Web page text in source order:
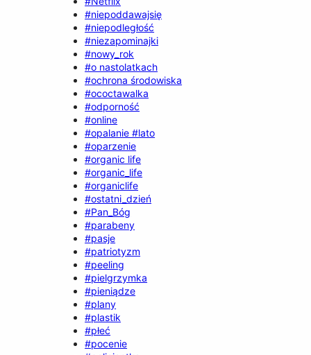
#niepoddawajsię
#niepodległość
#niezapominajki
#nowy_rok
#o nastolatkach
#ochrona środowiska
#ococtawalka
#odporność
#online
#opalanie #lato
#oparzenie
#organic life
#organic_life
#organiclife
#ostatni_dzień
#Pan_Bóg
#parabeny
#pasje
#patriotyzm
#peeling
#pielgrzymka
#pieniądze
#plany
#plastik
#płeć
#pocenie